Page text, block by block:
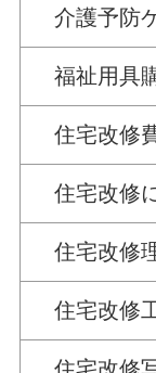
介護予防
福祉用具
住宅改修
住宅改修
住宅改修
住宅改修